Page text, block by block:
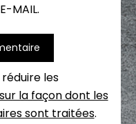
MAIL.
les
la façon dont les
sont traitées.